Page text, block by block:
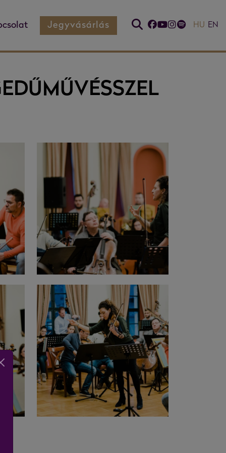
Jegyvásárlás HU EN